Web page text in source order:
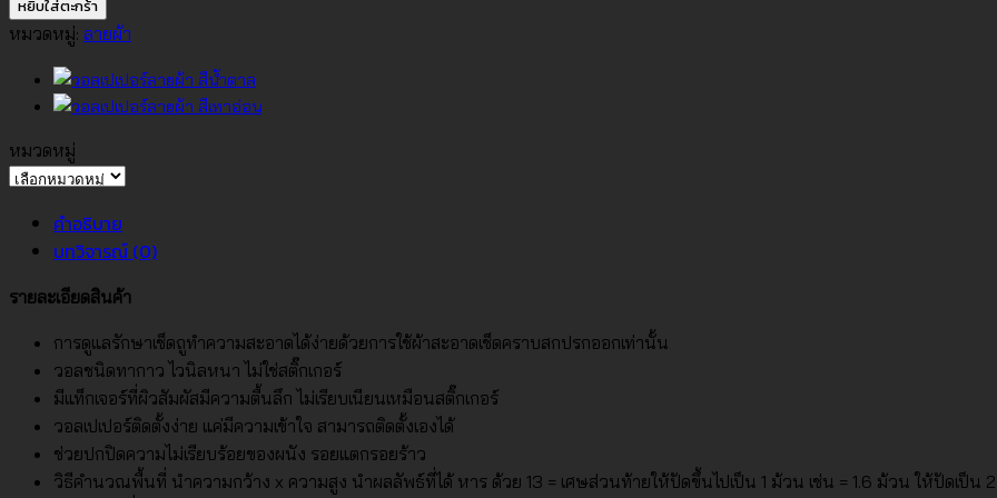
ลาย
สี
น้ำ
ตาล
เบจ
เทา
No.74043-
ชิ้น
หยิบใส่ตะกร้า
หมวดหมู่: ลายผ้า
หมวดหมู่
หมวด
คำอธิบาย
บทวิจารณ์ (0)
รายละเอียดสินค้า
การดูแลรักษาเช็ดถูทำความสะอาดได้ง่ายด้วยการใช้ผ้าสะอาดเช็ดคราบสกปรกออกเท่านั้น
วอลชนิดทากาว ไวนิลหนา ไม่ใช่สติ๊กเกอร์
มีแท็กเจอร์ที่ผิวสัมผัสมีความตื้นลึก ไม่เรียบเนียนเหมือนสติ๊กเกอร์
วอลเปเปอร์ติดตั้งง่าย แค่มีความเข้าใจ สามารถติดตั้งเองได้
ช่วยปกปิดความไม่เรียบร้อยของผนัง รอยแตกรอยร้าว
วิธีคำนวณพื้นที่ นำความกว้าง x ความสูง นำผลลัพธ์ที่ได้ หาร ด้วย 13 = เศษส่วนท้ายให้ปัดขึ้นไปเป็น 1 ม้วน เช่น = 1.6 ม้วน ให้ปัดเป็น